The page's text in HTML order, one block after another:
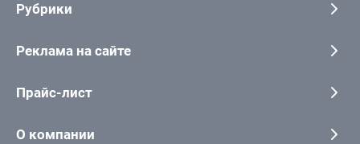
Рубрики
Реклама на сайте
Прайс-лист
О компании